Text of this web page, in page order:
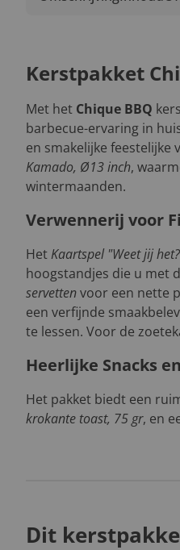
Kerstpakket
Met het Chique BBQ
barbecue-ervaring in
en smakelijke
Kamado, Ø13 inch,
wintermaanden.
Verwennerij voor
HetKaartspel "Weet jij
hoogstandjes die u met
servettenvoor een nette
een verfijnde
te lessen. Voor de
Heerlijke Snacks
Het pakket biedt een
krokante toast, 75 gr, en
Dit